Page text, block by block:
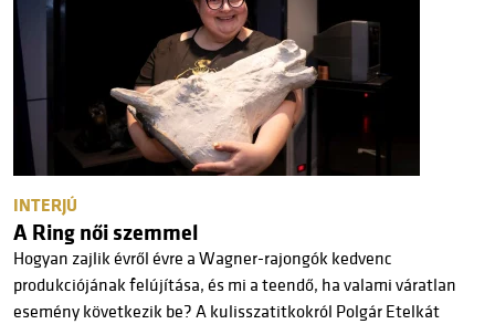
INTERJÚ
A Ring női szemmel
Hogyan zajlik évről évre a Wagner-rajongók kedvenc
produkciójának felújítása, és mi a teendő, ha valami váratlan
esemény következik be? A kulisszatitkokról Polgár Etelkát